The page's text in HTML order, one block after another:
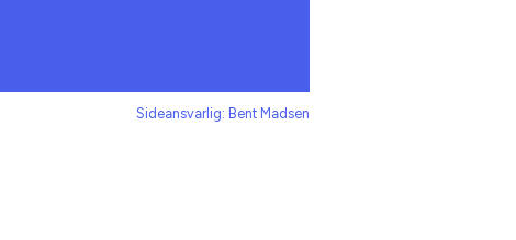
Sideansvarlig: Bent Madsen